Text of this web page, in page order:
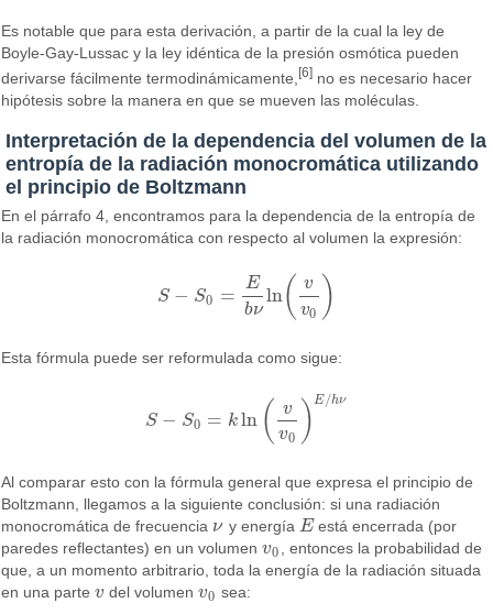
Es notable que para esta derivación, a partir de la cual la ley de
Boyle-Gay-Lussac y la ley idéntica de la presión osmótica pueden
derivarse fácilmente termodinámicamente,[6] no es necesario hacer
hipótesis sobre la manera en que se mueven las moléculas.
Interpretación de la dependencia del volumen de la
entropía de la radiación monocromática utilizando
el principio de Boltzmann
En el párrafo 4, encontramos para la dependencia de la entropía de
la radiación monocromática con respecto al volumen la expresión:
S − S0 =
E
bν
ln(
v
v0 )
S−S 0=Ebνln(vv 0)
Esta fórmula puede ser reformulada como sigue:
S − S0 = kln (
v
v0 ) E/hν
S−S0= kln(v v0 )E/h ν
Al comparar esto con la fórmula general que expresa el principio de
Boltzmann, llegamos a la siguiente conclusión: si una radiación
monocromática de frecuencia ν
ν y energía E
E está encerrada (por
paredes reflectantes) en un volumenv0
v0
, entonces la probabilidad de
que, a un momento arbitrario, toda la energía de la radiación situada
en una partev
v del volumenv0
v0 sea: